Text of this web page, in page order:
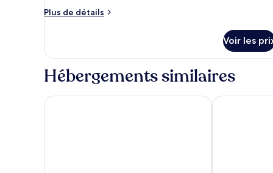
chambre :
chambres
Plus de détails
Plus
le
type
de
Penthouse,
Voir les
Hébergements similaires
Bob W London Tower Hill - ResidencesMarlin